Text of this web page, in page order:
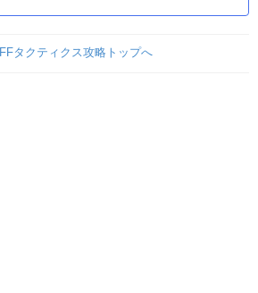
FFタクティクス攻略トップへ